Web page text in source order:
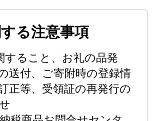
る注意事項
すること、お礼の品発
送付、ご寄附時の登録情
正等、受領証の再発行の